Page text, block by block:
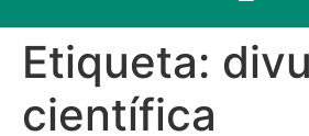
Etiqueta:
científica